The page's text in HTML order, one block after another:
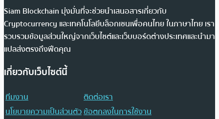
Siam Blockchain มุ่งมั่นที่จะช่วยนำเสนอสารเกี่ยวกับ
Cryptocurrency และเทคโนโลยีบล็อกเชนเพื่อคนไทย ในภาษาไทย เรา
รวบรวมข้อมูลส่วนใหญ่จากเว็บไซต์และเว็บบอร์ดต่างประเทศและนำมา
แปลส่งตรงถึงฟีดคุณ
เกี่ยวกับเว็บไซต์นี้
ทีมงาน
ติดต่อเรา
นโยบายความเป็นส่วนตัวข้อตกลงในการใช้งาน